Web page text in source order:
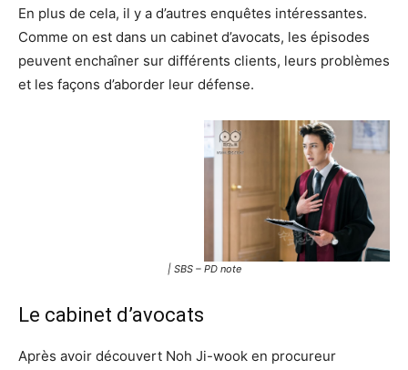
En plus de cela, il y a d’autres enquêtes intéressantes.
Comme on est dans un cabinet d’avocats, les épisodes
peuvent enchaîner sur différents clients, leurs problèmes
et les façons d’aborder leur défense.
| SBS – PD note
Le cabinet d’avocats
Après avoir découvert Noh Ji-wook en procureur